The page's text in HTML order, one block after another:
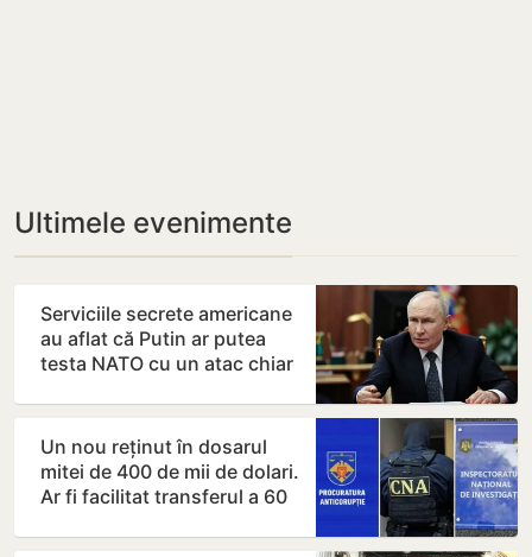
Ultimele evenimente
Serviciile secrete americane
au aflat că Putin ar putea
testa NATO cu un atac chiar
Un nou reținut în dosarul
mitei de 400 de mii de dolari.
Ar fi facilitat transferul a 60